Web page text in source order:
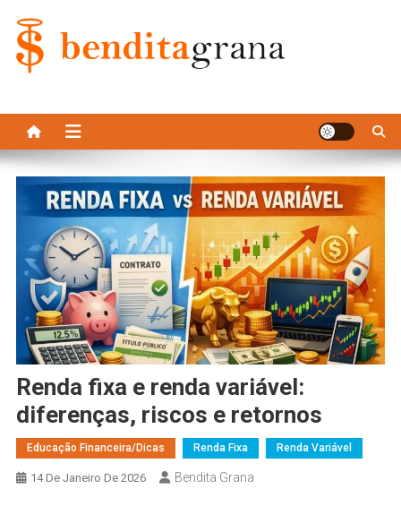
content
renda fixa e renda variável:
diferenças, riscos e retornos
Educação Financeira/Dicas Renda Fixa Renda Variável
14 De Janeiro De 2026 Bendita Grana